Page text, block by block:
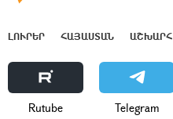
ԼՈՒՐԵՐ ՀԱՅԱՍՏԱՆ ԱՇԽԱՐՀ
Rutube Telegram